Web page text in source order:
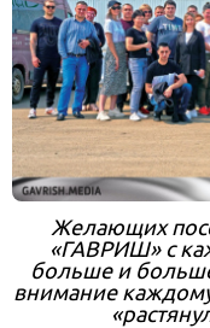
Желающих
«ГАВРИШ» с
больше и
внимание